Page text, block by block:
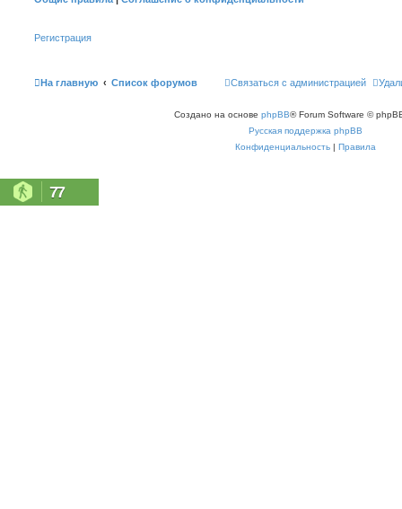
Регистрация
На главную Список форумов Связаться с администрацией
Создано на основе phpBB® Forum Software ©
Русская поддержка phpBB
Конфиденциальность | Правила
77